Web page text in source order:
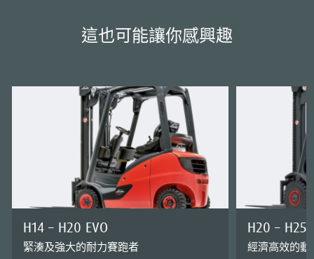
這也可能讓你感興趣
H14 – H20 EVO
緊湊及強大的耐力賽跑者
H20 – H25
經濟高效的動